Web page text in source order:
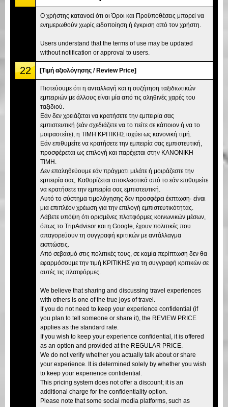
Ο χρήστης κατανοεί ότι οι Όροι και Προϋποθέσεις μπορεί να
ενημερωθούν χωρίς ειδοποίηση ή έγκριση από τον χρήστη.
Users understand that the terms of use may be updated
without notification or approval to users.
22 [Τιμή αξιολόγησης / Review Price]
Πιστεύουμε ότι η ανταλλαγή και η συζήτηση ταξιδιωτικών
εμπειριών με άλλους είναι μία από τις αληθινές χαρές του
ταξιδιού.
Εάν δεν χρειάζεται να κρατήσετε την εμπειρία σας
εμπιστευτική (εάν σχεδιάζετε να το πείτε σε κάποιον ή να το
μοιραστείτε), η ΤΙΜΗ ΚΡΙΤΙΚΗΣ ισχύει ως κανονική τιμή.
Εάν επιθυμείτε να κρατήσετε την εμπειρία σας εμπιστευτική,
προσφέρεται ως επιλογή και παρέχεται στην ΚΑΝΟΝΙΚΗ
ΤΙΜΗ.
Δεν επαληθεύουμε εάν πράγματι μιλάτε ή μοιράζεστε την
εμπειρία σας. Καθορίζεται αποκλειστικά από το εάν επιθυμείτε
να κρατήσετε την εμπειρία σας εμπιστευτική.
Αυτό το σύστημα τιμολόγησης δεν προσφέρει έκπτωση· είναι
μια επιπλέον χρέωση για την επιλογή εμπιστευτικότητας.
Λάβετε υπόψη ότι ορισμένες πλατφόρμες κοινωνικών μέσων,
όπως το TripAdvisor και η Google, έχουν πολιτικές που
απαγορεύουν τη συγγραφή κριτικών με αντάλλαγμα
εκπτώσεις.
Από σεβασμό στις πολιτικές τους, σε καμία περίπτωση δεν θα
εφαρμόσουμε την τιμή ΚΡΙΤΙΚΗΣ για τη συγγραφή κριτικών σε
αυτές τις πλατφόρμες.
We believe that sharing and discussing travel experiences
with others is one of the true joys of travel.
If you do not need to keep your experience confidential (if
you plan to tell someone or share it), the REVIEW PRICE
applies as the standard rate.
If you wish to keep your experience confidential, it is offered
as an option and provided at the REGULAR PRICE.
We do not verify whether you actually talk about or share
your experience. It is determined solely by whether you wish
to keep your experience confidential.
This pricing system does not offer a discount; it is an
additional charge for the confidentiality option.
Please note that some social media platforms, such as